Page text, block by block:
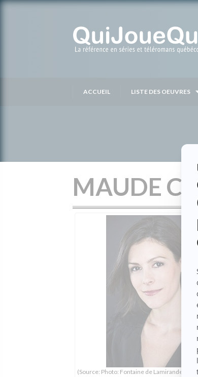
ACCUEIL LISTE DES OEUVRES
MAUDE
(Source: Photo: Fontaine de Lamirande,